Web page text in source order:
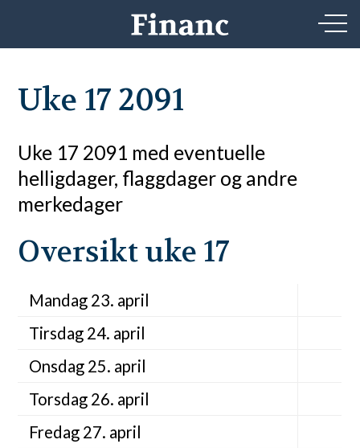
Uke 17 2091
Uke 17 2091 med eventuelle
helligdager, flaggdager og andre
merkedager
Oversikt uke 17
Mandag 23. april
Tirsdag 24. april
Onsdag 25. april
Torsdag 26. april
Fredag 27. april